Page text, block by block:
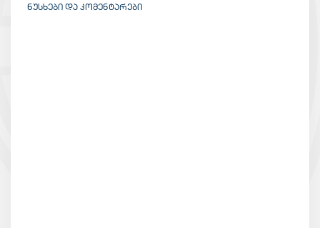
ᲜᲣᲡᲮᲔᲑᲘ ᲓᲐ ᲙᲝᲛᲔᲜᲢᲐᲠᲔᲑᲘ